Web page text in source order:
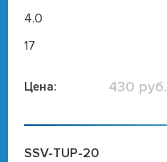
4.0
17
Цена: 430 руб.
SSV-TUP-20